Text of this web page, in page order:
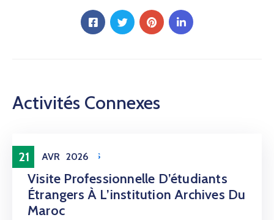
Activités Connexes
21 AVR 2026
Visites guidées
Visite Professionnelle D’étudiants
Étrangers À L’institution Archives Du
Maroc